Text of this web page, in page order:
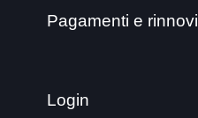
Pagamenti e rinnovi
Login